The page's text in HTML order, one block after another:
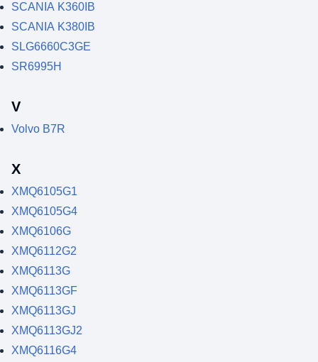
SCANIA K360IB
SCANIA K380IB
SLG6660C3GE
SR6995H
V
Volvo B7R
X
XMQ6105G1
XMQ6105G4
XMQ6106G
XMQ6112G2
XMQ6113G
XMQ6113GF
XMQ6113GJ
XMQ6113GJ2
XMQ6116G4